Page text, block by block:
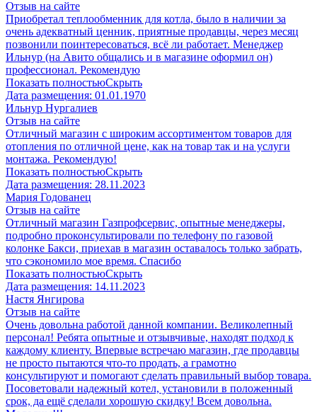
Отзыв на сайте
Приобретал теплообменник для котла, было в наличии за
очень адекватный ценник, приятные продавцы, через месяц
позвонили поинтересоваться, всё ли работает. Менеджер
Ильнур (на Авито общались и в магазине оформил он)
профессионал. Рекомендую
Показать полностьюСкрыть
Дата размещения: 01.01.1970
Ильнур Нургалиев
Отзыв на сайте
Отличный магазин с широким ассортиментом товаров для
отопления по отличной цене, как на товар так и на услуги
монтажа. Рекомендую!
Показать полностьюСкрыть
Дата размещения: 28.11.2023
Мария Годованец
Отзыв на сайте
Отличный магазин Газпрофсервис, опытные менеджеры,
подробно проконсультировали по телефону по газовой
колонке Бакси, приехав в магазин оставалось только забрать,
что сэкономило мое время. Спасибо
Показать полностьюСкрыть
Дата размещения: 14.11.2023
​Настя Янгирова
Отзыв на сайте
Очень довольна работой данной компании. Великолепный
персонал! Ребята опытные и отзывчивые, находят подход к
каждому клиенту. Впервые встречаю магазин, где продавцы
не просто пытаются что-то продать, а грамотно
консультируют и помогают сделать правильный выбор товара.
Посоветовали надежный котел, установили в положенный
срок, да ещё сделали хорошую скидку! Всем довольна.